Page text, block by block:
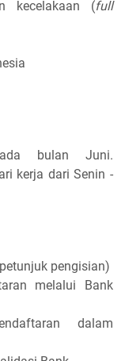
kecelakaan (full
bulan Juni.
kerja dari Senin -
pengisian)
melalui Bank
dalam